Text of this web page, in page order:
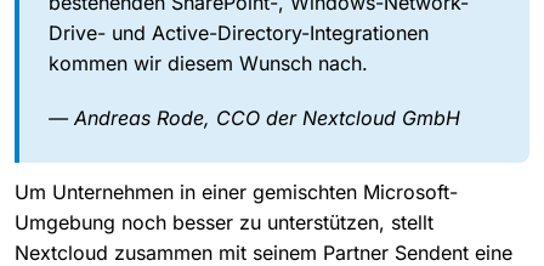
Drive- und Active-Directory-Integrationen
kommen wir diesem Wunsch nach.
— Andreas Rode, CCO der Nextcloud GmbH
Um Unternehmen in einer gemischten Microsoft-
Umgebung noch besser zu unterstützen, stellt
Nextcloud zusammen mit seinem Partner Sendent eine